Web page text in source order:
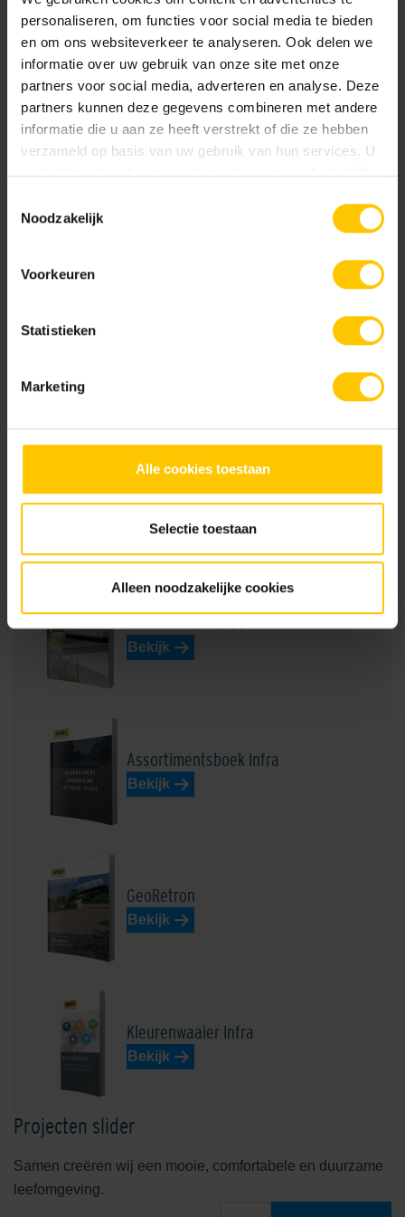
personaliseren, om functies voor social media te bieden
en om ons websiteverkeer te analyseren. Ook delen we
informatie over uw gebruik van onze site met onze
partners voor social media, adverteren en analyse. Deze
partners kunnen deze gegevens combineren met andere
informatie die u aan ze heeft verstrekt of die ze hebben
verzameld op basis van uw gebruik van hun services. U
gaat akkoord met onze cookies als u onze website blijft
Noodzakelijk
Voorkeuren
Statistieken
Marketing
Alle cookies toestaan
Selectie toestaan
Alleen noodzakelijke cookies
Donkergrijs
Donkerrood Dussen Lichtbruin
Loevestein Donkerrood
Ockenburgh Herfst Nuance
Textuur
GeoRetron Excellent
Gesloten toplaag van ca. 70% kleurecht natuurlijk
materiaal (fractie 1-3 mm) gecombineerd met een
Gesloten toplaag van 100% kleurecht natuurlijk
materiaal van een zeer fijne fractie (0-2 mm) voor
een fluweelzachte uitstraling. Premium Protection
beschermlaag.
Documentatie
GeoRetron Excellent
GeoRetron Prestige
Tuinbrochure 2026
Bekijk
Assortimentsboek Infra
Bekijk
GeoRetron
Bekijk
Kleurenwaaier Infra
Bekijk
Projecten slider
Samen creëren wij een mooie, comfortabele en duurzame
leefomgeving.